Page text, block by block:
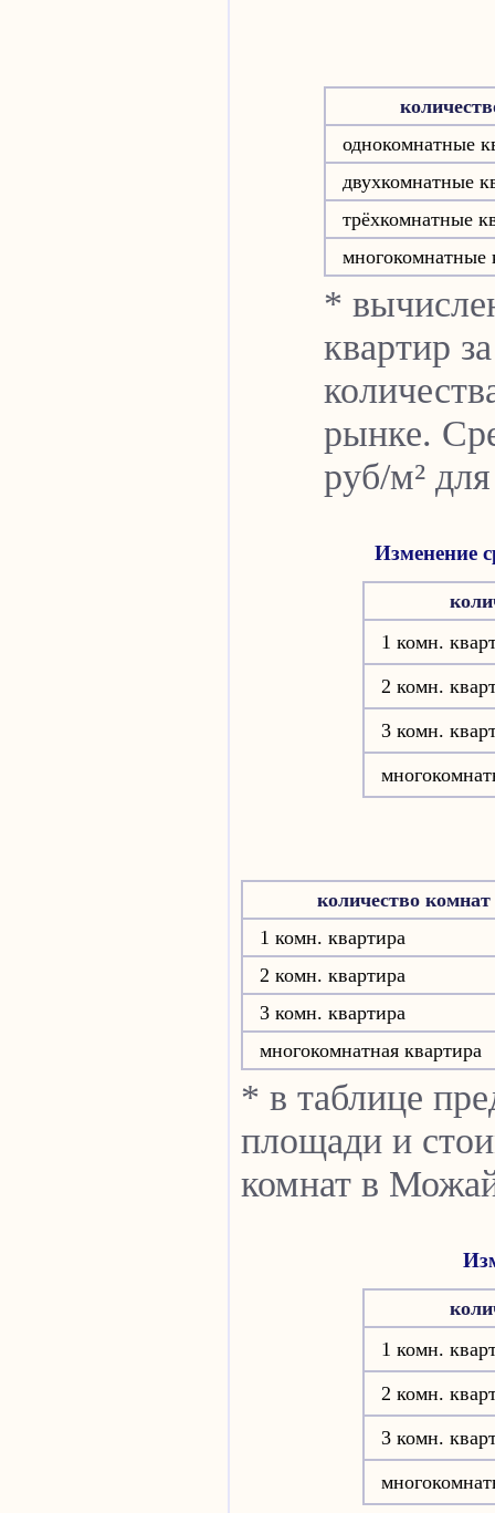
однокомнатные
двухкомнатные
трёхкомнатные
многокомнатные
*
квартир
рынке.
руб/м²
Изменение
1 комн.
2 комн.
3 комн.
количество комнат
1 комн. квартира
2 комн. квартира
3 комн. квартира
многокомнатная квартира
* в таблице
площади и
комнат в
1 комн.
2 комн.
3 комн.